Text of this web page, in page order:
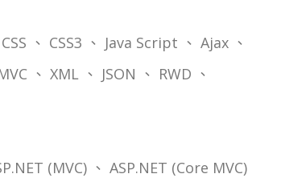
、 CSS3 、 Java Script 、 Ajax 、
、 XML 、 JSON 、 RWD 、
(MVC) 、 ASP.NET (Core MVC)